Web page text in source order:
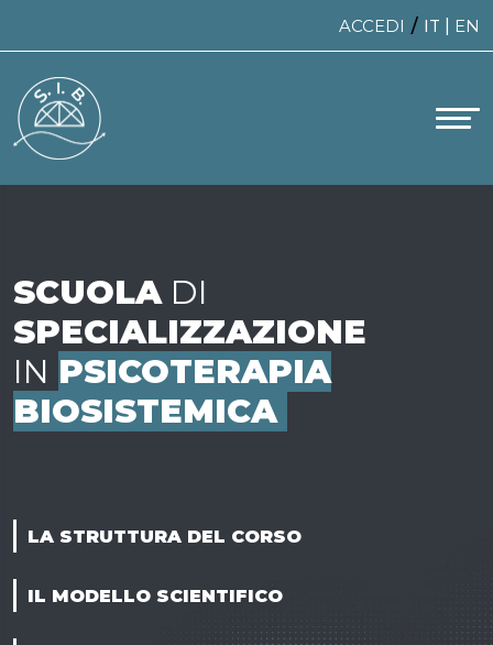
ACCEDI / IT EN
SCUOLADI
SPECIALIZZAZIONE
IN PSICOTERAPIA
BIOSISTEMICA
LA STRUTTURA DEL CORSO
IL MODELLO SCIENTIFICO